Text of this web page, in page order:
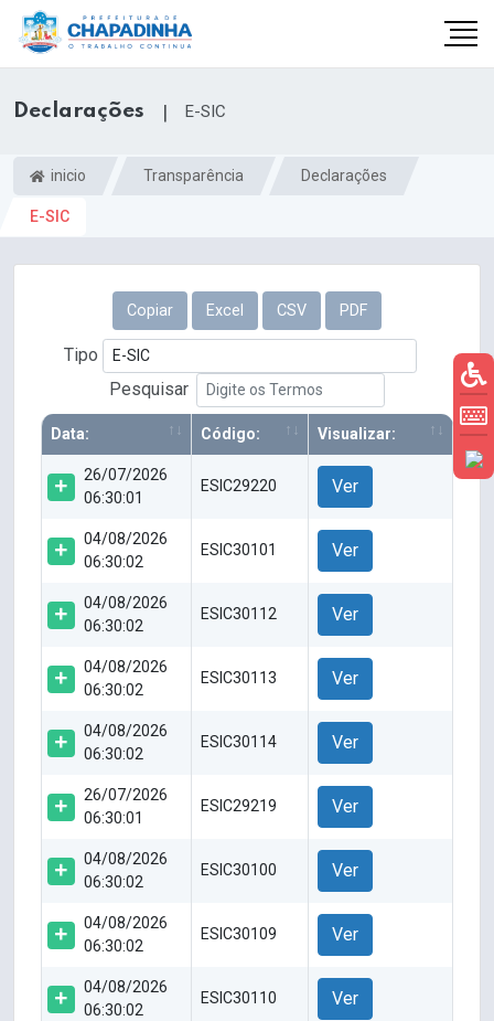
Declarações | E-SIC
inicio Transparência Declarações
E-SIC
Copiar Excel CSV PDF
Tipo
Pesquisar
Data: Código: Visualizar:
26/07/2026
06:30:01
ESIC29220 Ver
04/08/2026
06:30:02
ESIC30101 Ver
04/08/2026
06:30:02
ESIC30112 Ver
04/08/2026
06:30:02
ESIC30113 Ver
04/08/2026
06:30:02
ESIC30114 Ver
26/07/2026
06:30:01
ESIC29219 Ver
04/08/2026
06:30:02
ESIC30100 Ver
04/08/2026
06:30:02
ESIC30109 Ver
04/08/2026
06:30:02
ESIC30110 Ver